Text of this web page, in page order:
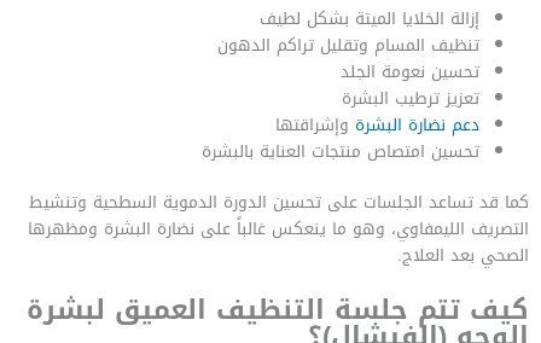
إزالة الخلايا الميتة بشكل لطيف
تنظيف المسام وتقليل تراكم الدهون
تحسين نعومة الجلد
تعزيز ترطيب البشرة
دعم نضارة البشرة وإشراقتها
تحسين امتصاص منتجات العناية بالبشرة
كما قد تساعد الجلسات على تحسين الدورة الدموية السطحية وتنشيط
التصريف الليمفاوي، وهو ما ينعكس غالباً على نضارة البشرة ومظهرها
الصحي بعد العلاج.
كيف تتم جلسة التنظيف العميق لبشرة